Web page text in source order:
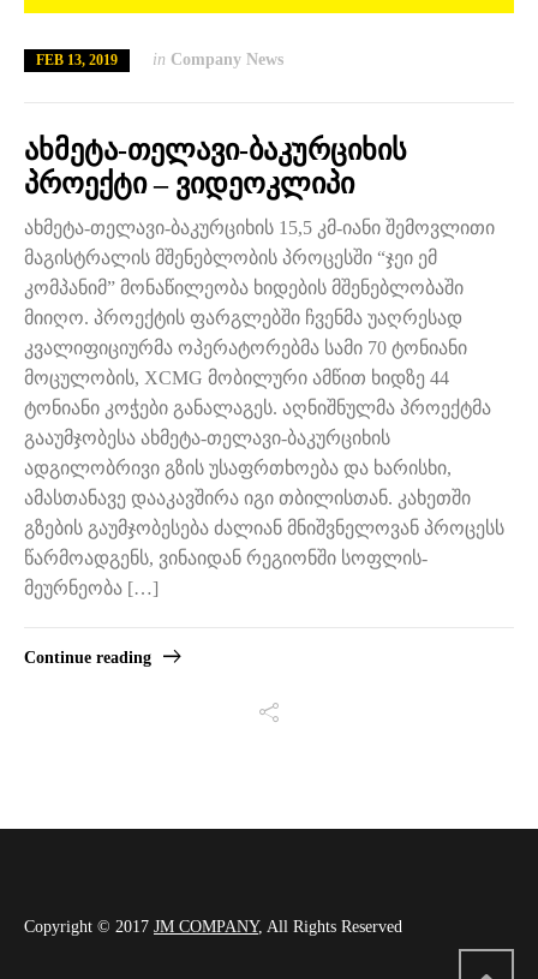
FEB 13, 2019 in Company News
ახმეტა-თელავი-ბაკურციხის
პროექტი – ვიდეოკლიპი
ახმეტა-თელავი-ბაკურციხის 15,5 კმ-იანი შემოვლითი
მაგისტრალის მშენებლობის პროცესში “ჯეი ემ
კომპანიმ” მონაწილეობა ხიდების მშენებლობაში
მიიღო. პროექტის ფარგლებში ჩვენმა უაღრესად
კვალიფიციურმა ოპერატორებმა სამი 70 ტონიანი
მოცულობის, XCMG მობილური ამწით ხიდზე 44
ტონიანი კოჭები განალაგეს. აღნიშნულმა პროექტმა
გააუმჯობესა ახმეტა-თელავი-ბაკურციხის
ადგილობრივი გზის უსაფრთხოება და ხარისხი,
ამასთანავე დააკავშირა იგი თბილისთან. კახეთში
გზების გაუმჯობესება ძალიან მნიშვნელოვან პროცესს
წარმოადგენს, ვინაიდან რეგიონში სოფლის-
მეურნეობა […]
Continue reading
Copyright © 2017 JM COMPANY, All Rights Reserved